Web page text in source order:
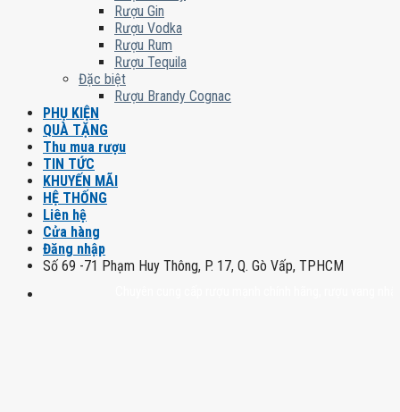
Rượu Gin
Rượu Vodka
Rượu Rum
Rượu Tequila
Đặc biệt
Rượu Brandy Cognac
PHỤ KIỆN
QUÀ TẶNG
Thu mua rượu
TIN TỨC
KHUYẾN MÃI
HỆ THỐNG
Liên hệ
Cửa hàng
Đăng nhập
Số 69 -71 Phạm Huy Thông, P. 17, Q. Gò Vấp, TPHCM